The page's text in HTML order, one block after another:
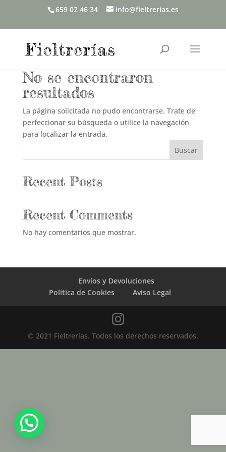
659 02 46 34 info@fieltrerias.es
No se encontraron
resultados
La página solicitada no pudo encontrarse. Trate de
perfeccionar su búsqueda o utilice la navegación
para localizar la entrada.
Buscar
Recent Posts
Recent Comments
No hay comentarios que mostrar.
Envíos y Devoluciones
Política de Cookies
Aviso Legal
© 2021 Fieltrerías. Todos los derechos reservados.